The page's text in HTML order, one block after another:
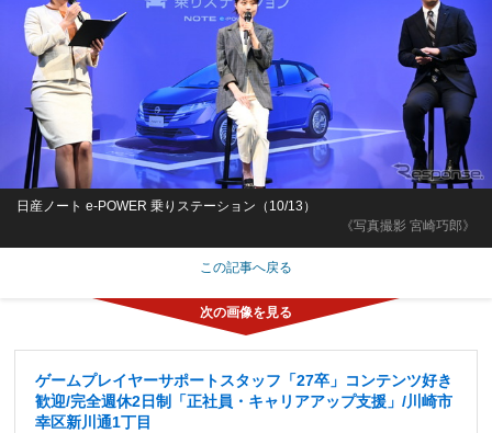
《写真撮影 宮崎巧郎》
日産ノート e-POWER 乗りステーション（10/13）
この記事へ戻る
ゲームプレイヤーサポートスタッフ「27卒」コンテンツ好き
歓迎/完全週休2日制「正社員・キャリアアップ支援」/川崎市
幸区新川通1丁目